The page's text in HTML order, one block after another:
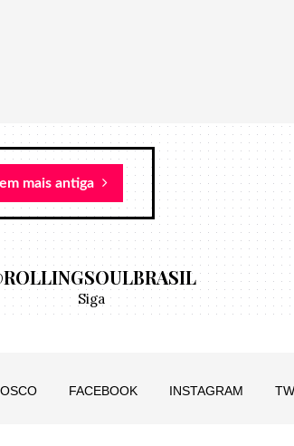
mais antiga
Siga
FACEBOOK INSTAGRAM